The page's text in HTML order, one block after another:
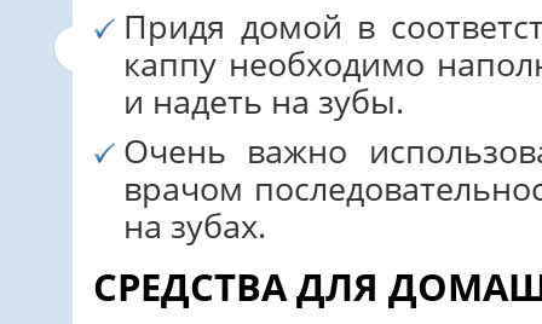
Придя домой в
каппу необходимо
и надеть на зубы.
Очень важно
врачом
на зубах.
СРЕДСТВА ДЛЯ